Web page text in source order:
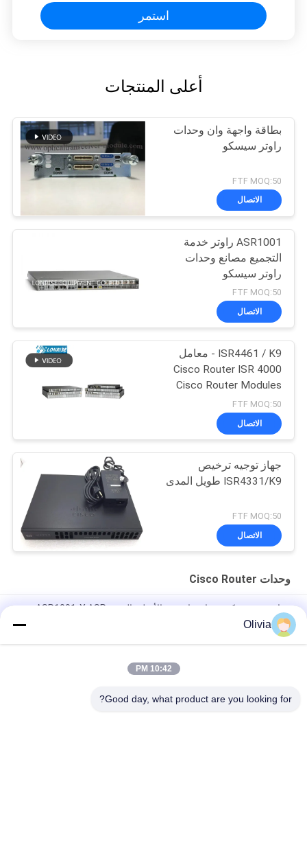
استمر
أعلى المنتجات
بطاقة واجهة وان وحدات
راوتر سيسكو
FTF MOQ:50
الاتصال
ASR1001 راوتر خدمة
التجميع مصانع وحدات
راوتر سيسكو
FTF MOQ:50
الاتصال
ISR4461 / K9 - معامل
Cisco Router ISR 4000
Cisco Router Modules
FTF MOQ:50
الاتصال
جهاز توجيه ترخيص
ISR4331/K9 طويل المدى
FTF MOQ:50
الاتصال
وحدات Cisco Router
جهاز توجيه شبكة جيجابت إيثرنت الأصلي الجديد ASR1001-X ASR
1000 Series
C9300 - NM - 2Q = قطع وحدة شبكة محفز 9300 2 × 40GE
ISR 4221 Cisco Router Modules 2GE 4G DRAM Wifi Range
Olivia
10:42 PM
Good day, what product are you looking for?